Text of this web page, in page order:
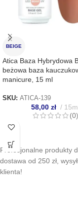
BEIGE
Atica Baza Hybrydowa
beżowa baza
manicure, 15 ml
SKU: ATICA-139
58,00 zł
(0)
Profesjonalne produkty
dostawa od 250 zł,
klienta!